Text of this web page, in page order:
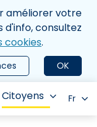
améliorer votre
d'info, consultez
cookies.
OK
Citoyens Fr